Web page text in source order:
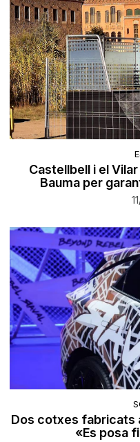
Castellbell i el
Bauma per
Dos cotxes fabricats
«Es posa